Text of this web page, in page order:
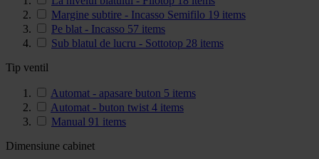
Margine subtire - Incasso Semifilo 19 items
Pe blat - Incasso 57 items
Sub blatul de lucru - Sottotop 28 items
Tip ventil
Automat - apasare buton 5 items
Automat - buton twist 4 items
Manual 91 items
Dimensiune cabinet